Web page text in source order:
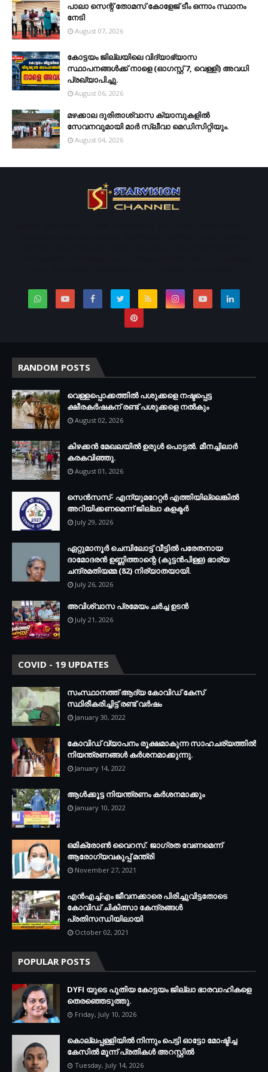
പാലാ സെന്റ് തോമസ് കോളേജ് ടീം ഒന്നാം സ്ഥാനം
നേടി
August 07, 2026
കോട്ടയം ജില്ലയിലെ വിദ്യാഭ്യാസ
സ്ഥാപനങ്ങള്‍ക്ക് നാളെ (ഓഗസ്റ്റ് 7, വെള്ളി) അവധി
പ്രഖ്യാപിച്ചു.
August 06, 2026
മഴക്കാല ദുരിതാശ്വാസ ക്യാമ്പുകളിൽ
സേവനവുമായി മാർ സ്ലീവാ മെഡിസിറ്റിയും.
August 04, 2026
RANDOM POSTS
വെള്ളപ്പൊക്കത്തില്‍ പശുക്കളെ നഷ്ടപ്പെട്ട
ക്ഷീരകര്‍ഷകന് രണ്ട് പശുക്കളെ നല്‍കും
August 02, 2026
കിഴക്കന്‍ മേഖലയില്‍ ഉരുള്‍ പൊട്ടല്‍. മീനച്ചിലാര്‍
കരകവിഞ്ഞു.
August 01, 2026
സെന്‍സസ്- എന്യുമറേറ്റര്‍ എത്തിയില്ലെങ്കില്‍
അറിയിക്കണമെന്ന് ജില്ലാ കളക്ടര്‍
July 29, 2026
ഏറ്റുമാനൂര്‍ ചെമ്പിലോട്ട് വീട്ടില്‍ പരേതനായ
ദാമോദരന്‍ ഉണ്ണിത്താന്റെ (കുട്ടന്‍പിള്ള) ഭാര്യ
ചന്ദ്രമതിയമ്മ (82) നിര്യാതയായി.
July 26, 2026
അവിശ്വാസ പ്രമേയം ചര്‍ച്ച ഉടന്‍
July 21, 2026
COVID - 19 UPDATES
സംസ്ഥാനത്ത് ആദ്യ കോവിഡ് കേസ്
സ്ഥിരീകരിച്ചിട്ട് രണ്ട് വര്‍ഷം
January 30, 2022
കോവിഡ് വ്യാപനം രൂക്ഷമാകുന്ന സാഹചര്യത്തില്‍
നിയന്ത്രണങ്ങള്‍ കര്‍ശനമാക്കുന്നു.
January 14, 2022
ആള്‍ക്കൂട്ട നിയന്ത്രണം കര്‍ശനമാക്കും
January 10, 2022
ഒമിക്രോണ്‍ വൈറസ്. ജാഗ്രത വേണമെന്ന്
ആരോഗ്യവകുപ്പ് മന്ത്രി
November 27, 2021
എന്‍എച്ച്എം ജീവനക്കാരെ പിരിച്ചുവിട്ടതോടെ
കോവിഡ് ചികിത്സാ കേന്ദ്രങ്ങള്‍
പ്രതിസന്ധിയിലായി
October 02, 2021
POPULAR POSTS
DYFI യുടെ പുതിയ കോട്ടയം ജില്ലാ ഭാരവാഹികളെ
തെരഞ്ഞെടുത്തു.
Friday, July 10, 2026
കൊല്ലപ്പള്ളിയില്‍ നിന്നും പെട്ടി ഓട്ടോ മോഷ്ടിച്ച
കേസില്‍ മൂന്ന് പ്രതികള്‍ അറസ്റ്റില്‍
Tuesday, July 14, 2026